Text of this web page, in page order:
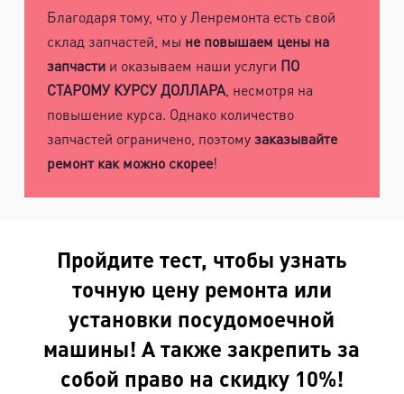
Благодаря тому, что у Ленремонта есть свой
склад запчастей, мы не повышаем цены на
запчастии оказываем наши услуги ПО
СТАРОМУ КУРСУ ДОЛЛАРА, несмотря на
повышение курса. Однако количество
запчастей ограничено, поэтомузаказывайте
ремонт как можно скорее!
Пройдите тест, чтобы узнать
точную цену ремонта или
установки посудомоечной
машины! А также закрепить за
собой право на скидку 10%!